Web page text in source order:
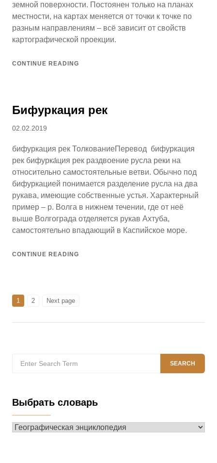
земной поверхности. Постоянен только на планах
местности, на картах меняется от точки к точке по
разным направлениям – всё зависит от свойств
картографической проекции.
CONTINUE READING
Бифуркация рек
Posted
02.02.2019
бифуркация рек ТолкованиеПеревод бифуркация
рек бифурка́ция рек раздвоение русла реки на
относительно самостоятельные ветви. Обычно под
бифуркацией понимается разделение русла на два
рукава, имеющие собственные устья. Характерный
пример – р. Волга в нижнем течении, где от неё
выше Волгограда отделяется рукав Ахтуба,
самостоятельно впадающий в Каспийское море.
CONTINUE READING
Навигация
по
PAGE
1 PAGE
2 Next page
for:
SEARCH
Выбрать словарь
Выбрать